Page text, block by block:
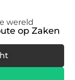
wereld
op Zaken